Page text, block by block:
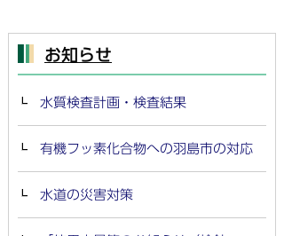
お知らせ
水質検査計画・検査結果
有機フッ素化合物への羽島市の対応
水道の災害対策